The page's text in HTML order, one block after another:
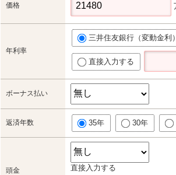
価格
年利率
三井住友銀行（変動金利
直接入力する
ボーナス払い
返済年数 35年 30年
頭金 直接入力する